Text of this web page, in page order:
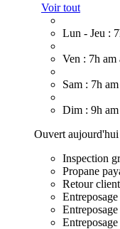
Voir tout
Lun - Jeu :
Ven : 7h am
Sam : 7h
Dim : 9h
Ouvert
Inspection
Propane
Retour
Entreposage